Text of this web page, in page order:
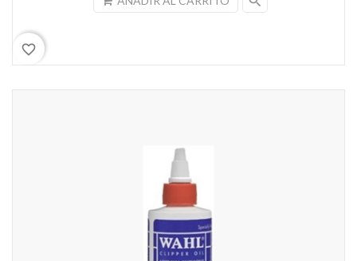
favorite_border